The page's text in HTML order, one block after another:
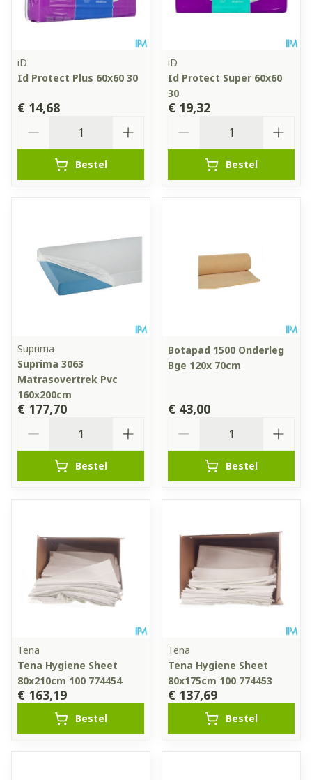
iD
Id Protect Plus 60x60 30
€ 14,68
Bestel
iD
Id Protect Super 60x60
30
€ 19,32
Bestel
Suprima
Suprima 3063
Matrasovertrek Pvc
160x200cm
€ 177,70
Bestel
Botapad 1500 Onderleg
Bge 120x 70cm
€ 43,00
Bestel
Tena
Tena Hygiene Sheet
80x210cm 100 774454
€ 163,19
Bestel
Tena
Tena Hygiene Sheet
80x175cm 100 774453
€ 137,69
Bestel